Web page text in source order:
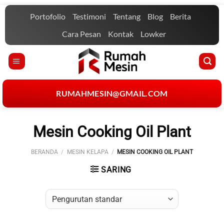
Skip
Portofolio Testimoni Tentang Blog
Berita
Cara Pesan
Kontak Lowker
RUMAHMESIN@GMAIL.COM
Mesin Cooking Oil Plant
BERANDA / MESIN KELAPA / MESIN COOKING OIL PLANT
SARING